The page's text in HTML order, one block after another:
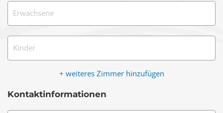
Erwachsene
Kinder
+ weiteres Zimmer hinzufügen
Kontaktinformationen